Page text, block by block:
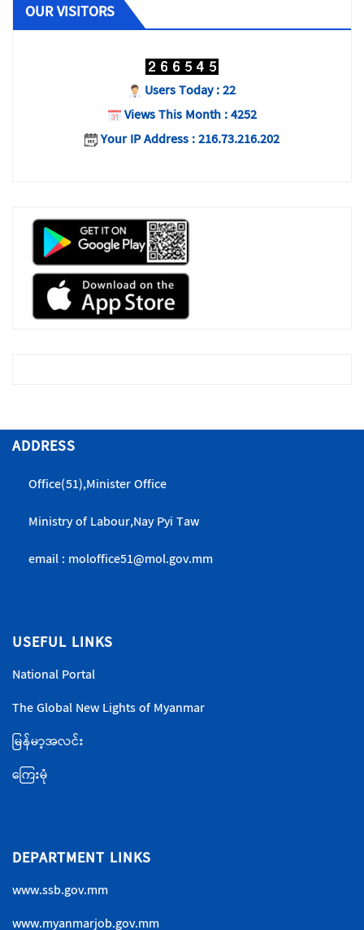
OUR VISITORS
Users Today : 22
Views This Month : 4252
Your IP Address : 216.73.216.202
ADDRESS
Office(51),Minister Office
Ministry of Labour,Nay Pyi Taw
email : moloffice51@mol.gov.mm
USEFUL LINKS
National Portal
The Global New Lights of Myanmar
မြန်မာ့အလင်း
ကြေးမုံ
DEPARTMENT LINKS
www.ssb.gov.mm
www.myanmarjob.gov.mm